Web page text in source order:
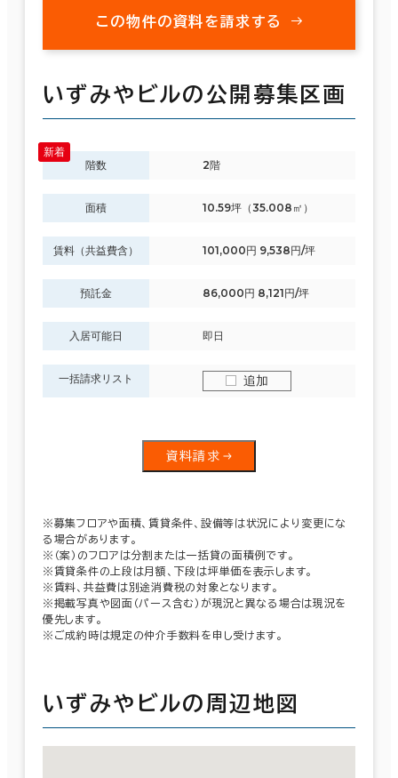
この物件の資料を請求する
いずみやビルの公開募集区画
階数 2階
面積 10.59坪（35.008㎡）
賃料（共益費含） 101,000円 9,538円/坪
預託金 86,000円 8,121円/坪
入居可能日 即日
一括請求リスト 追加
資料請求
※募集フロアや面積、賃貸条件、設備等は状況により変更にな
る場合があります。
※（案）のフロアは分割または一括貸の面積例です。
※賃貸条件の上段は月額、下段は坪単価を表示します。
※賃料、共益費は別途消費税の対象となります。
※掲載写真や図面（パース含む）が現況と異なる場合は現況を
優先します。
※ご成約時は規定の仲介手数料を申し受けます。
いずみやビルの周辺地図